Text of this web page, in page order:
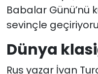
Babalar Günü’nü
sevinçle
Dünya
Rus yazar İvan